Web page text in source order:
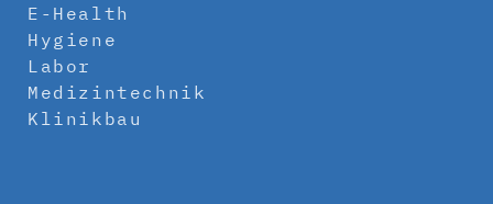
E-Health
Hygiene
Labor
Medizintechnik
Klinikbau